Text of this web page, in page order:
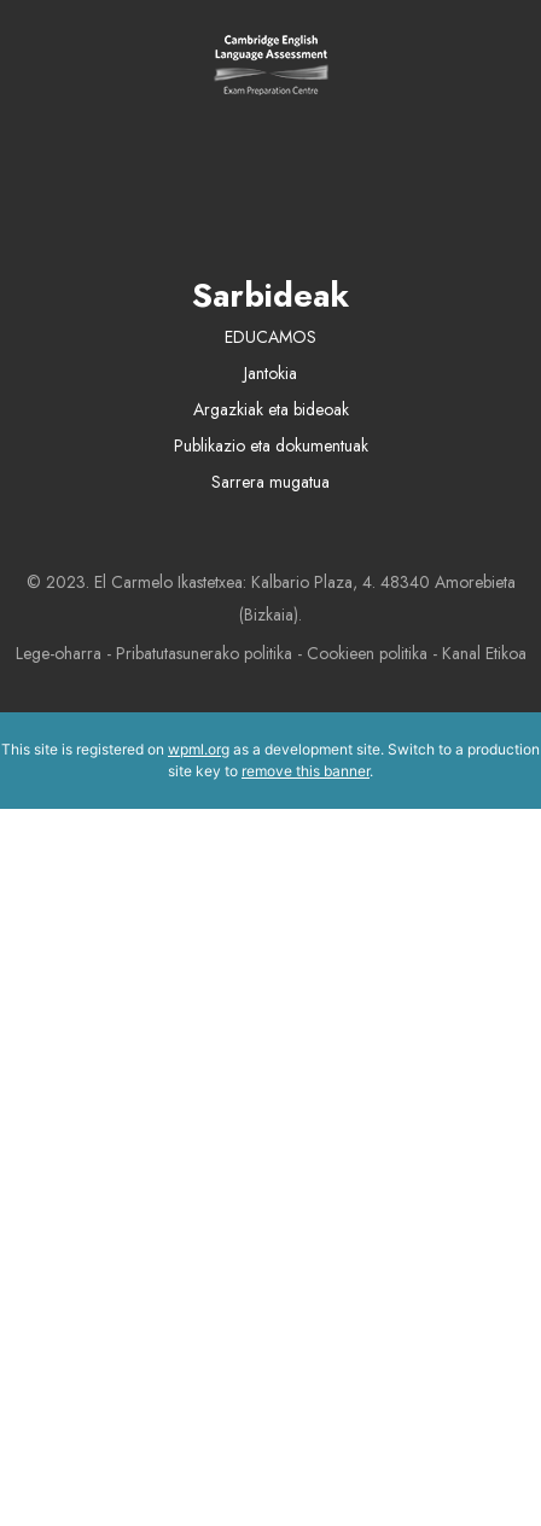
Sarbideak
EDUCAMOS
Jantokia
Argazkiak eta bideoak
Publikazio eta dokumentuak
Sarrera mugatua
© 2023. El Carmelo Ikastetxea: Kalbario Plaza, 4. 48340 Amorebieta
(Bizkaia).
Lege-oharra - Pribatutasunerako politika - Cookieen politika - Kanal Etikoa
This site is registered on wpml.org as a development site. Switch to a production
site key to remove this banner.